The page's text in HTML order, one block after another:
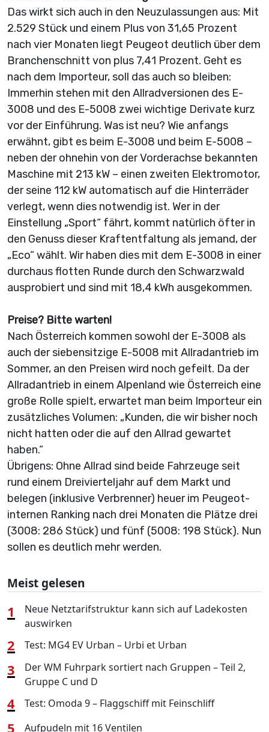
Das wirkt sich auch in den Neuzulassungen aus: Mit
2.529 Stück und einem Plus von 31,65 Prozent
nach vier Monaten liegt Peugeot deutlich über dem
Branchenschnitt von plus 7,41 Prozent. Geht es
nach dem Importeur, soll das auch so bleiben:
Immerhin stehen mit den Allradversionen des E-
3008 und des E-5008 zwei wichtige Derivate kurz
vor der Einführung. Was ist neu? Wie anfangs
erwähnt, gibt es beim E-3008 und beim E-5008 –
neben der ohnehin von der Vorderachse bekannten
Maschine mit 213 kW – einen zweiten Elektromotor,
der seine 112 kW automatisch auf die Hinterräder
verlegt, wenn dies notwendig ist. Wer in der
Einstellung „Sport“ fährt, kommt natürlich öfter in
den Genuss dieser Kraftentfaltung als jemand, der
„Eco“ wählt. Wir haben dies mit dem E-3008 in einer
durchaus flotten Runde durch den Schwarzwald
ausprobiert und sind mit 18,4 kWh ausgekommen.
Preise? Bitte warten!
Nach Österreich kommen sowohl der E-3008 als
auch der siebensitzige E-5008 mit Allradantrieb im
Sommer, an den Preisen wird noch gefeilt. Da der
Allradantrieb in einem Alpenland wie Österreich eine
große Rolle spielt, erwartet man beim Importeur ein
zusätzliches Volumen: „Kunden, die wir bisher noch
nicht hatten oder die auf den Allrad gewartet
haben.“
Übrigens: Ohne Allrad sind beide Fahrzeuge seit
rund einem Dreivierteljahr auf dem Markt und
belegen (inklusive Verbrenner) heuer im Peugeot-
internen Ranking nach drei Monaten die Plätze drei
(3008: 286 Stück) und fünf (5008: 198 Stück). Nun
sollen es deutlich mehr werden.
Meist gelesen
1
Neue Netztarifstruktur kann sich auf Ladekosten
auswirken
2 Test: MG4 EV Urban – Urbi et Urban
3
Der WM Fuhrpark sortiert nach Gruppen – Teil 2,
Gruppe C und D
4 Test: Omoda 9 – Flaggschiff mit Feinschliff
5 Aufpudeln mit 16 Ventilen